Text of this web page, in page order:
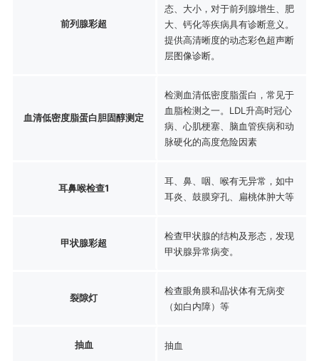
前列腺彩超
态、大小，对于前列腺增生、肥
大、钙化等疾病具有诊断意义。
提供高清晰度的动态彩色超声断
层图像诊断。
血清低密度脂蛋白胆固醇测定
检测血清低密度脂蛋白，常见于
血脂检测之一。LDL升高时冠心
病、心肌梗塞、脑血管疾病和动
脉硬化的高度危险因素
耳鼻喉检查1
耳、鼻、咽、喉有无异常，如中
耳炎、鼓膜穿孔、扁桃体肿大等
甲状腺彩超
检查甲状腺的结构及形态，发现
甲状腺异常病变。
裂隙灯
检查眼角膜和晶状体有无病变
（如白内障）等
抽血 抽血